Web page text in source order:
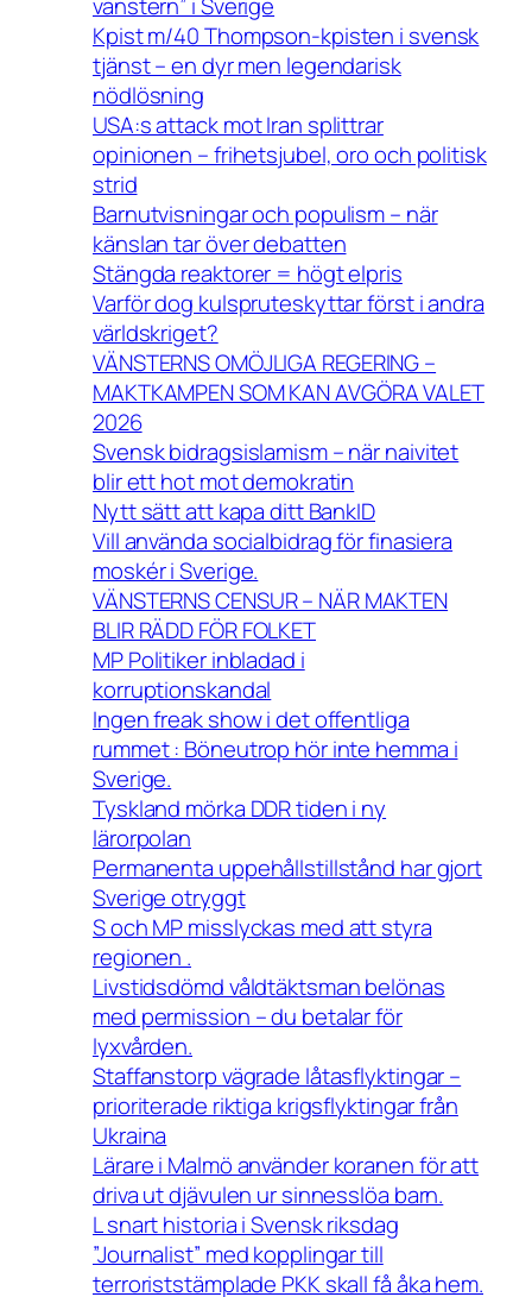
Kpist m/40 Thompson-kpisten i svensk
tjänst – en dyr men legendarisk
nödlösning
USA:s attack mot Iran splittrar
opinionen – frihetsjubel, oro och politisk
strid
Barnutvisningar och populism – när
känslan tar över debatten
Stängda reaktorer = högt elpris
Varför dog kulspruteskyttar först i andra
världskriget?
VÄNSTERNS OMÖJLIGA REGERING –
MAKTKAMPEN SOM KAN AVGÖRA VALET
2026
Svensk bidragsislamism – när naivitet
blir ett hot mot demokratin
Nytt sätt att kapa ditt BankID
Vill använda socialbidrag för finasiera
moskér i Sverige.
VÄNSTERNS CENSUR – NÄR MAKTEN
BLIR RÄDD FÖR FOLKET
MP Politiker inbladad i
korruptionskandal
Ingen freak show i det offentliga
rummet : Böneutrop hör inte hemma i
Sverige.
Tyskland mörka DDR tiden i ny
lärorpolan
Permanenta uppehållstillstånd har gjort
Sverige otryggt
S och MP misslyckas med att styra
regionen .
Livstidsdömd våldtäktsman belönas
med permission – du betalar för
lyxvården.
Staffanstorp vägrade låtasflyktingar –
prioriterade riktiga krigsflyktingar från
Ukraina
Lärare i Malmö använder koranen för att
driva ut djävulen ur sinnesslöa barn.
L snart historia i Svensk riksdag
”Journalist” med kopplingar till
terroriststämplade PKK skall få åka hem.